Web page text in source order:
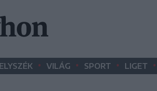
• VILÁG • SPORT • LIGET •